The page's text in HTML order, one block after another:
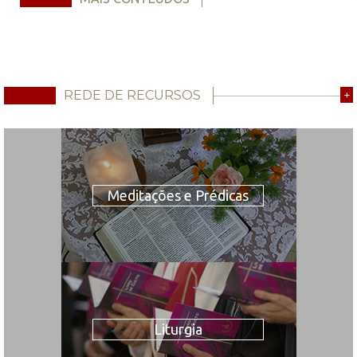
REDE DE RECURSOS +
Meditações e Prédicas
Liturgia